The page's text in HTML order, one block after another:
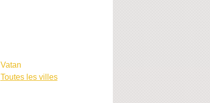
Vatan
Toutes les villes